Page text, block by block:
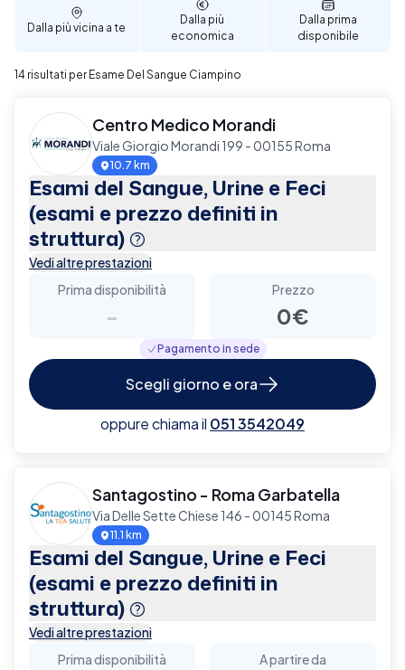
con professionalità e convenienza.
Dalla più vicina a te
Dalla più
economica
Dalla prima
disponibile
14 risultati per Esame Del Sangue Ciampino
Centro Medico Morandi
Viale Giorgio Morandi 199 - 00155 Roma
10.7 km
Esami del Sangue, Urine e Feci
(esami e prezzo definiti in
struttura)
Vedi altre prestazioni
Prima disponibilità
-
Prezzo
0€
Pagamento in sede
Scegli giorno e ora
oppure chiama il 051 3542049
Santagostino - Roma Garbatella
Via Delle Sette Chiese 146 - 00145 Roma
11.1 km
Esami del Sangue, Urine e Feci
(esami e prezzo definiti in
struttura)
Vedi altre prestazioni
Prima disponibilità
A partire da